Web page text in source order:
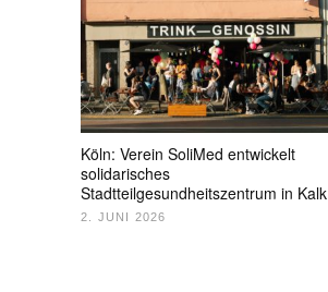
Köln: Verein SoliMed entwickelt
solidarisches
Stadtteilgesundheitszentrum in Kalk
2. JUNI 2026